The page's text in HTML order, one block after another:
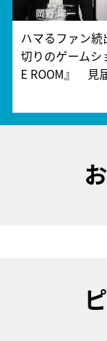
ハマるファン続
切りのゲームシ
E ROOM』 見